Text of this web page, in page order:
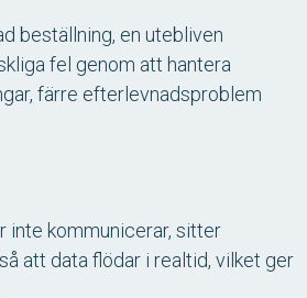
beställning, en utebliven
fel genom att hantera
färre efterlevnadsproblem
inte kommunicerar, sitter
att data flödar i realtid, vilket ger